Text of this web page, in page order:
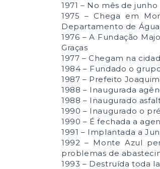
1971 – No mês de
1975 – Chega em
Departamento de
1976 – A Fundação
Graças
1977 – Chegam na
1984 – Fundado o
1987 – Prefeito
1988 – Inaugurada
1988 – Inaugurado
1990 – Inaugurado o
1990 – É fechada a
1991 – Implantada a
1992 – Monte Azul
problemas de
1993 – Destruída toda